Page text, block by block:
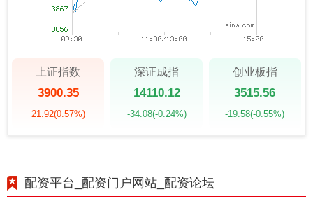
上证指数
3900.35
21.92(0.57%)
深证成指
14110.12
-34.08(-0.24%)
创业板指
3515.56
-19.58(-0.55%)
配资平台_配资门户网站_配资论坛